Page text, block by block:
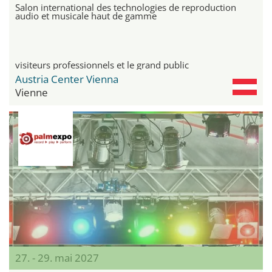
Salon international des technologies de reproduction
audio et musicale haut de gamme
visiteurs professionnels et le grand public
Austria Center Vienna
Vienne
27. - 29. mai 2027